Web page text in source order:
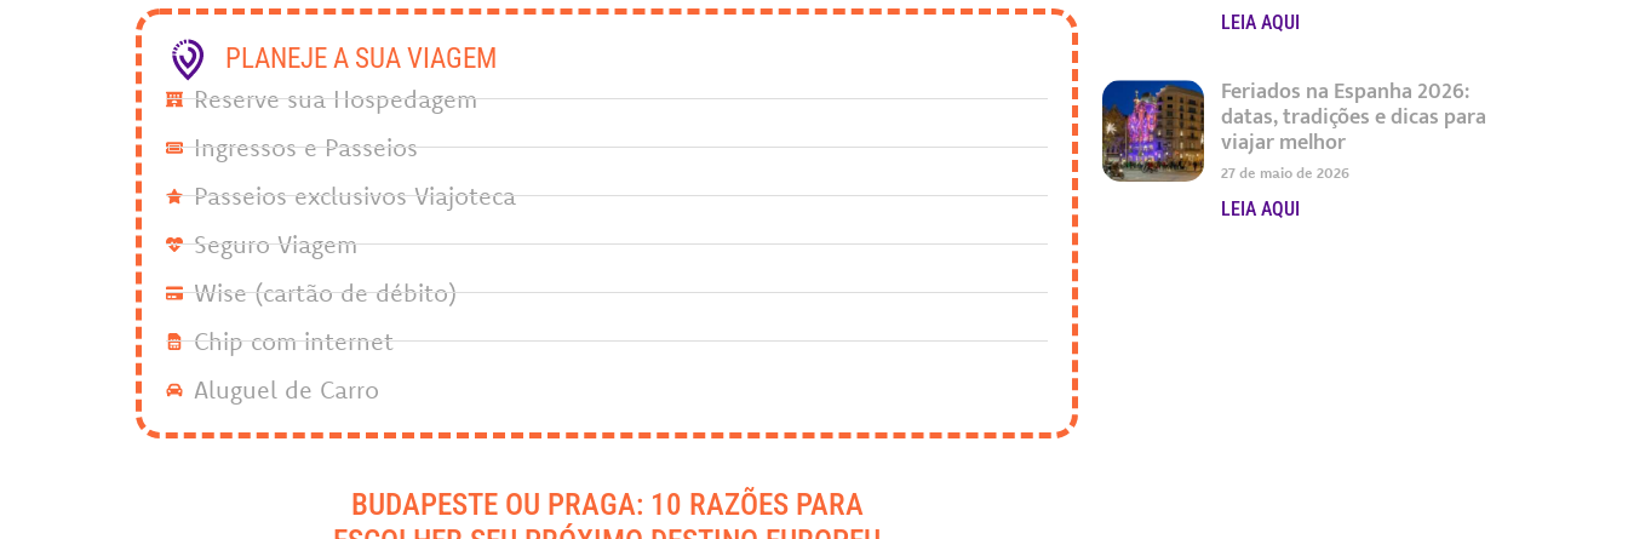
PLANEJE A SUA VIAGEM
Reserve sua Hospedagem
Ingressos e Passeios
Passeios exclusivos Viajoteca
Seguro Viagem
Wise (cartão de débito)
Chip com internet
Aluguel de Carro
BUDAPESTE OU PRAGA: 10 RAZÕES PARA
LEIA AQUI
Feriados na Espanha 2026:
datas, tradições e dicas para
viajar melhor
27 de maio de 2026
LEIA AQUI